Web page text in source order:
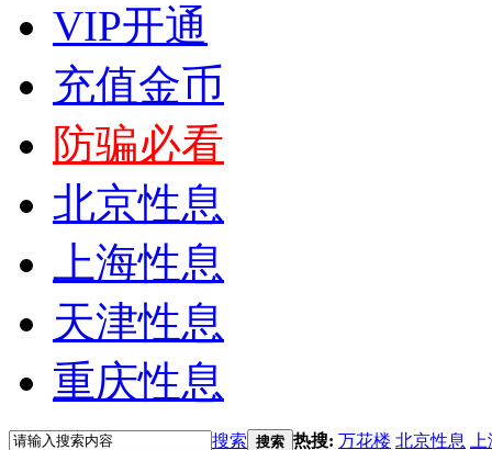
VIP开通
充值金币
防骗必看
北京性息
上海性息
天津性息
重庆性息
搜索 搜索 热搜: 万花楼 北京性息